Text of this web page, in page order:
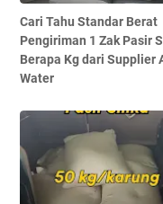
Cari Tahu Standar Berat
Pengiriman 1 Zak Pasir
Berapa Kg dari Supplier
Water